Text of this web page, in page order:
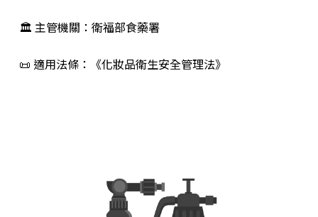
🏛 主管機關：衛福部食藥署
📜 適用法條：《化妝品衛生安全管理法》